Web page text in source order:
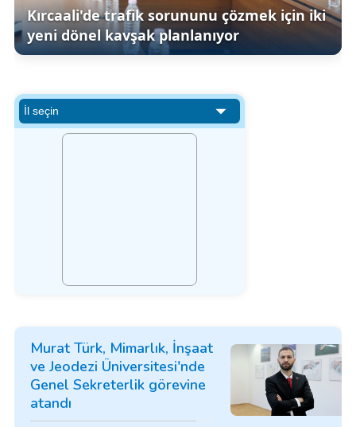
Kırcaali'de trafik sorununu çözmek için iki
yeni dönel kavşak planlanıyor
Murat Türk, Mimarlık, İnşaat
ve Jeodezi Üniversitesi'nde
Genel Sekreterlik görevine
atandı